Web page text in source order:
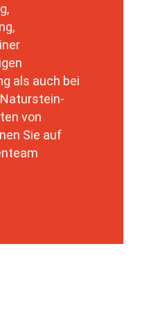
als auch bei
von
Sie auf